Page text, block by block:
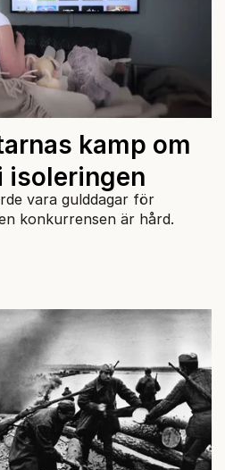
kamp om
isoleringen
vara gulddagar för
konkurrensen är hård.